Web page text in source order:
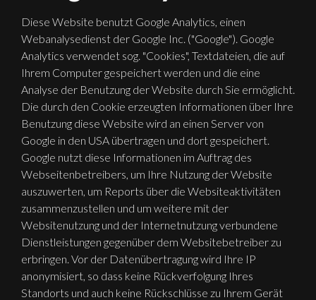
Diese Website benutzt Google Analytics, einen
Webanalysedienst der Google Inc. ("Google"). Google
Analytics verwendet sog. "Cookies", Textdateien, die auf
Ihrem Computer gespeichert werden und die eine
Analyse der Benutzung der Website durch Sie ermöglicht.
Die durch den Cookie erzeugten Informationen über Ihre
Benutzung diese Website wird an einen Server von
Google in den USA übertragen und dort gespeichert.
Google nutzt diese Informationen im Auftrag des
Webseitenbetreibers, um Ihre Nutzung der Website
auszuwerten, um Reports über die Websiteaktivitäten
zusammenzustellen und um weitere mit der
Websitenutzung und der Internetnutzung verbundene
Dienstleistungen gegenüber dem Websitebetreiber zu
erbringen. Vor der Datenübertragung wird Ihre IP
anonymisiert, so dass keine Rückverfolgung Ihres
Standorts und auch keine Rückschlüsse zu Ihrem Gerät